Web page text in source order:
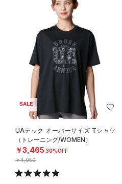
SALE
UAテック オーバーサイズ Tシャツ
（トレーニング/WOMEN）
￥3,465 30%OFF
￥4,950